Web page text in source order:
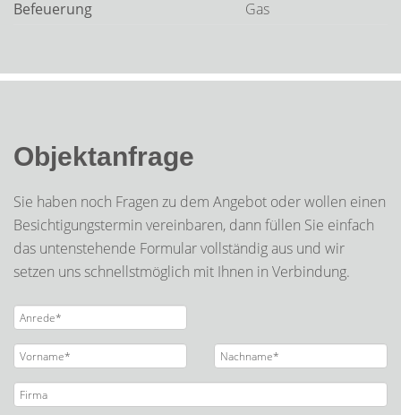
Befeuerung Gas
Objektanfrage
Sie haben noch Fragen zu dem Angebot oder wollen einen
Besichtigungstermin vereinbaren, dann füllen Sie einfach
das untenstehende Formular vollständig aus und wir
setzen uns schnellstmöglich mit Ihnen in Verbindung.